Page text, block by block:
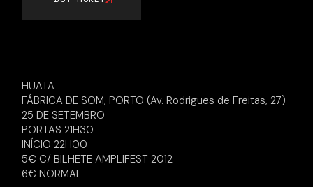
HUATA
FÁBRICA DE SOM, PORTO (Av. Rodrigues de Freitas, 27)
25 DE SETEMBRO
PORTAS 21H30
INÍCIO 22H00
5€ C/ BILHETE AMPLIFEST 2012
6€ NORMAL